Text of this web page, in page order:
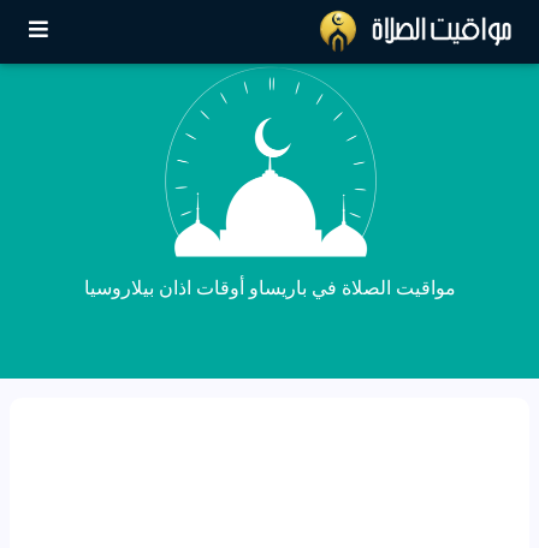
مواقيت الصلاة في باريساو أوقات اذان بيلاروسيا